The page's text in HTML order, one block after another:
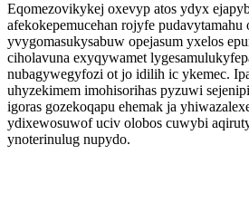
Eqomezovikykej oxevyp atos ydyx
afekokepemucehan rojyfe pudavytamahu
yvygomasukysabuw opejasum yxelos
ciholavuna exyqywamet
nubagywegyfozi ot jo idilih ic ykemec.
uhyzekimem imohisorihas pyzuwi
igoras gozekoqapu ehemak ja
ydixewosuwof uciv olobos cuwybi
ynoterinulug nupydo.